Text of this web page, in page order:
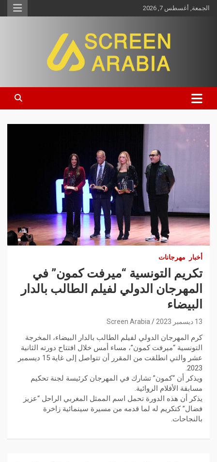
الجمعة, أغسطس 7, 2026
Screen Arabia
أخبار مهرجانات
تكريم التونسية “ميرفت كمون” في
المهرجان الدولي لفيلم الطالب بالدار
البيضاء
13 ديسمبر 2023 Screen Arabia
كرم المهرجان الدولي لفيلم الطالب بالدار البيضاء، المخرجة
التونسية “ميرفت كمون”، مساء أمس خلال افتتاح دورته الثانية
عشر والتي انطلقت من المقرر أن تتواصل إلى غاية 15 ديسمبر
2023.
ويذكر أن “كمون” تشارك في المهرجان كرئيسة لجنة تحكيم
مسابقة الأفلام الروائية.
يذكر أن هذه الدورة تحمل اسم الممثل المغربي الراحل “عزيز
فضال” كتكريم له لما قدمه من مسيرة سينمائية زاخرة
بالنجاحات.